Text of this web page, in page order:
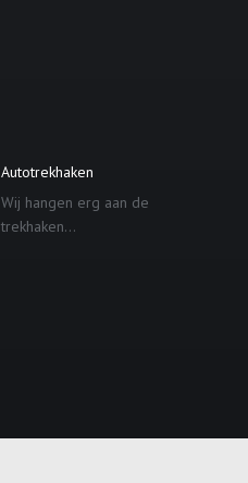
Autotrekhaken
Wij hangen erg aan de
trekhaken...